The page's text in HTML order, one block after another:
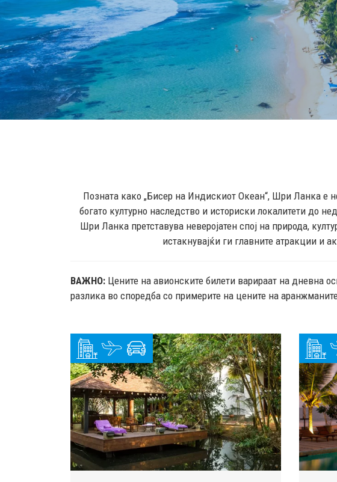
Позната како „Бисер на Индискиот Океан“, Шри Ланка е
богато културно наследство и историски локалитети до
Шри Ланка претставува неверојатен спој на природа,
истакнувајќи ги главните атракции и
ВАЖНО: Цените на авионските билети варираат на дневна
разлика во споредба со примерите на цените на